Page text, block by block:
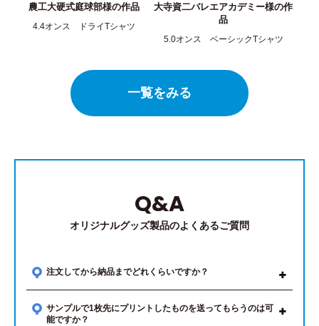
農工大硬式庭球部様の作品
4.4オンス ドライTシャツ
大寺資二バレエアカデミー様の作
品
5.0オンス ベーシックTシャツ
一覧をみる
Q&A
オリジナルグッズ製品のよくあるご質問
注文してから納品までどれくらいですか？
サンプルで1枚先にプリントしたものを送ってもらうのは可
能ですか？